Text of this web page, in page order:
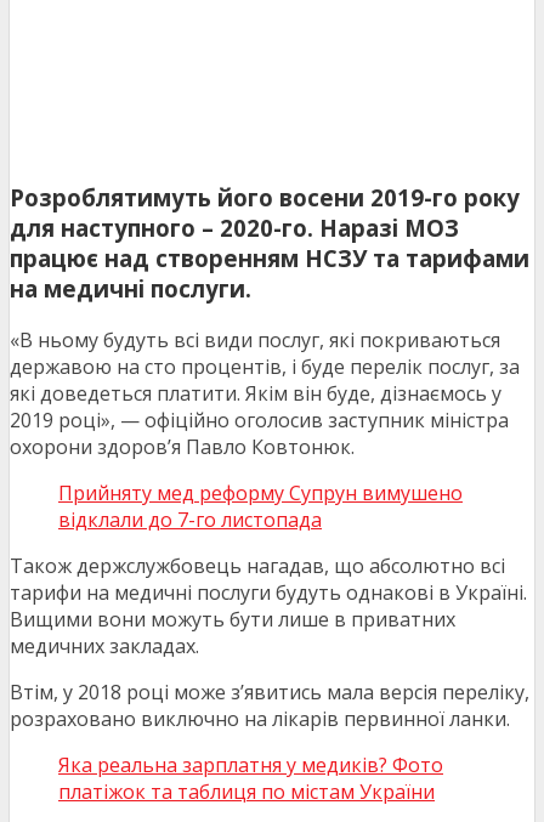
Розроблятимуть його восени 2019-го року
для наступного – 2020-го. Наразі МОЗ
працює над створенням НСЗУ та тарифами
на медичні послуги.
«В ньому будуть всі види послуг, які покриваються
державою на сто процентів, і буде перелік послуг, за
які доведеться платити. Якім він буде, дізнаємось у
2019 році», — офіційно оголосив заступник міністра
охорони здоров’я Павло Ковтонюк.
Прийняту мед реформу Супрун вимушено
відклали до 7-го листопада
Також держслужбовець нагадав, що абсолютно всі
тарифи на медичні послуги будуть однакові в Україні.
Вищими вони можуть бути лише в приватних
медичних закладах.
Втім, у 2018 році може з’явитись мала версія переліку,
розраховано виключно на лікарів первинної ланки.
Яка реальна зарплатня у медиків? Фото
платіжок та таблиця по містам України